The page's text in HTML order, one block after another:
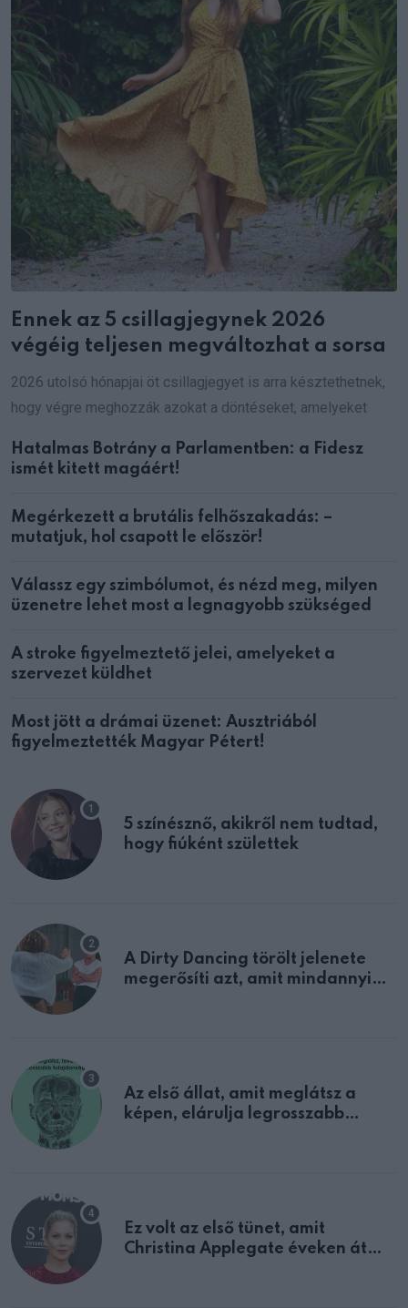
Ennek az 5 csillagjegynek 2026
végéig teljesen megváltozhat a sorsa
2026 utolsó hónapjai öt csillagjegyet is arra késztethetnek,
hogy végre meghozzák azokat a döntéseket, amelyeket
Hatalmas Botrány a Parlamentben: a Fidesz
ismét kitett magáért!
Megérkezett a brutális felhőszakadás: –
mutatjuk, hol csapott le először!
Válassz egy szimbólumot, és nézd meg, milyen
üzenetre lehet most a legnagyobb szükséged
A stroke figyelmeztető jelei, amelyeket a
szervezet küldhet
Most jött a drámai üzenet: Ausztriából
figyelmeztették Magyar Pétert!
5 színésznő, akikről nem tudtad,
hogy fiúként születtek
A Dirty Dancing törölt jelenete
megerősíti azt, amit mindannyian
Az első állat, amit meglátsz a
képen, elárulja legrosszabb
Ez volt az első tünet, amit
Christina Applegate éveken át